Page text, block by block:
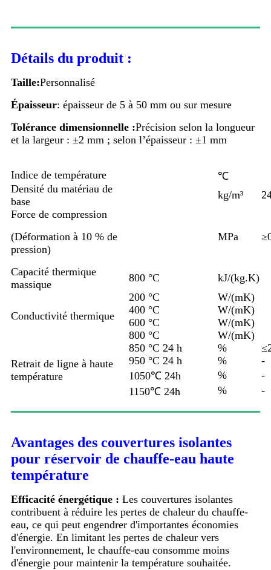
Détails du produit :
Taille:Personnalisé
Épaisseur: épaisseur de 5 à 50 mm ou sur mesure
Tolérance dimensionnelle :Précision selon la longueur
et la largeur : ±2 mm ; selon l’épaisseur : ±1 mm
Indice de température
℃
Densité du matériau de
base
kg/m³
Force de compression
(Déformation à 10 % de
pression)
MPa
Capacité thermique
massique
800 °C kJ/(kg.K)
Conductivité thermique
200 °C
W/(mK)
400 °C
W/(mK)
600 °C
W/(mK)
800 °C
W/(mK)
Retrait de ligne à haute
température
850 °C 24 h %
950 °C 24 h
%
-
1050℃ 24h
%
-
1150℃ 24h
% -
Avantages des couvertures isolantes
pour réservoir de chauffe-eau haute
température
Efficacité énergétique : Les couvertures isolantes
contribuent à réduire les pertes de chaleur du chauffe-
eau, ce qui peut engendrer d'importantes économies
d'énergie. En limitant les pertes de chaleur vers
l'environnement, le chauffe-eau consomme moins
d'énergie pour maintenir la température souhaitée.